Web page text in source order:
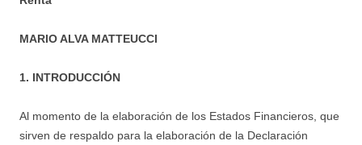
MARIO ALVA MATTEUCCI
1. INTRODUCCIÓN
Al momento de la elaboración de los Estados Financieros, que
sirven de respaldo para la elaboración de la Declaración